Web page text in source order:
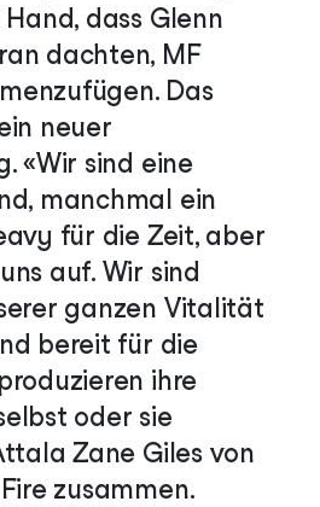
dass Glenn
dachten, MF
Das
neuer
«Wir sind eine
manchmal ein
für die Zeit, aber
auf. Wir sind
ganzen Vitalität
bereit für die
ihre
oder sie
Zane Giles von
zusammen.